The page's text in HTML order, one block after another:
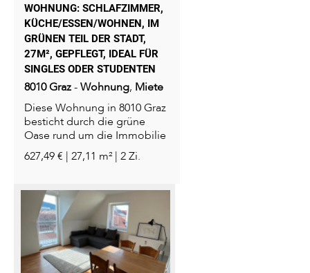
WOHNUNG: SCHLAFZIMMER,
KÜCHE/ESSEN/WOHNEN, IM
GRÜNEN TEIL DER STADT,
27M², GEPFLEGT, IDEAL FÜR
SINGLES ODER STUDENTEN
8010Graz-Wohnung, Miete
Diese Wohnung in 8010 Graz
besticht durch die grüne
Oase rund um die Immobilie
und ihre...
627,49 € | 27,11 m² | 2 Zi.